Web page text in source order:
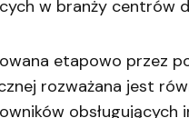
w branży centrów
etapowo przez
rozważana jest
obsługujących